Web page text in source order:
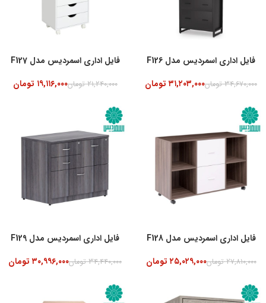
فایل اداری اسمردیس مدل F126
۳۴,۶۷۰,۰۰۰ تومان۳۱,۲۰۳,۰۰۰ تومان
فایل اداری اسمردیس مدل F127
۲۱,۲۴۰,۰۰۰ تومان۱۹,۱۱۶,۰۰۰ تومان
-10%
فایل اداری اسمردیس مدل F128
۲۷,۸۱۰,۰۰۰ تومان۲۵,۰۲۹,۰۰۰ تومان
فایل اداری اسمردیس مدل F129
۳۴,۴۴۰,۰۰۰ تومان۳۰,۹۹۶,۰۰۰ تومان
-10%